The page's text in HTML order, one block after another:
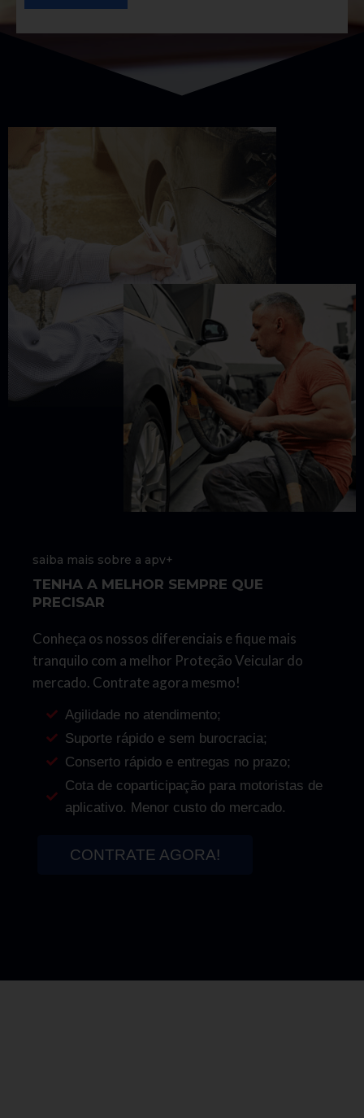
saiba mais sobre a apv+
TENHA A MELHOR SEMPRE QUE
PRECISAR
Conheça os nossos diferenciais e fique mais
tranquilo com a melhor Proteção Veicular do
mercado. Contrate agora mesmo!
Agilidade no atendimento;
Suporte rápido e sem burocracia;
Conserto rápido e entregas no prazo;
Cota de coparticipação para motoristas de
aplicativo. Menor custo do mercado.
CONTRATE AGORA!